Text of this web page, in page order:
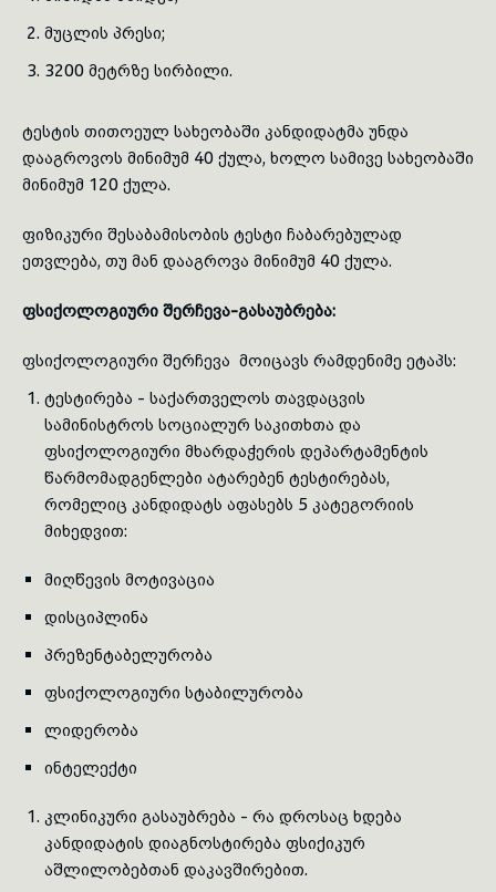
მუცლის პრესი;
3200 მეტრზე სირბილი.
ტესტის თითოეულ სახეობაში კანდიდატმა უნდა
დააგროვოს მინიმუმ 40 ქულა, ხოლო სამივე სახეობაში
მინიმუმ 120 ქულა.
ფიზიკური შესაბამისობის ტესტი ჩაბარებულად
ეთვლება, თუ მან დააგროვა მინიმუმ 40 ქულა.
ფსიქოლოგიური შერჩევა-გასაუბრება:
ფსიქოლოგიური შერჩევა მოიცავს რამდენიმე ეტაპს:
ტესტირება - საქართველოს თავდაცვის
სამინისტროს სოციალურ საკითხთა და
ფსიქოლოგიური მხარდაჭერის დეპარტამენტის
წარმომადგენლები ატარებენ ტესტირებას,
რომელიც კანდიდატს აფასებს 5 კატეგორიის
მიხედვით:
მიღწევის მოტივაცია
დისციპლინა
პრეზენტაბელურობა
ფსიქოლოგიური სტაბილურობა
ლიდერობა
ინტელექტი
კლინიკური გასაუბრება - რა დროსაც ხდება
კანდიდატის დიაგნოსტირება ფსიქიკურ
აშლილობებთან დაკავშირებით.